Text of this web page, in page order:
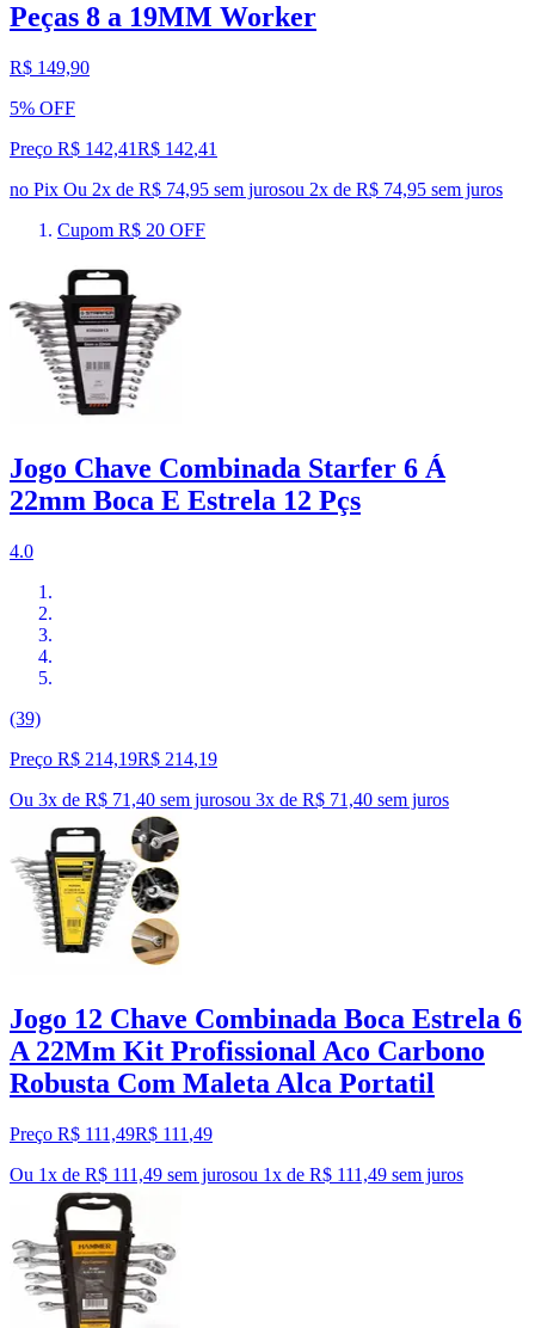
Peças 8 a 19MM Worker
R$ 149,90
5% OFF
Preço R$ 142,41R$ 142,41
no Pix Ou 2x de R$ 74,95 sem jurosou 2x de R$ 74,95 sem juros
Cupom R$ 20 OFF
Jogo Chave Combinada Starfer 6 Á
22mm Boca E Estrela 12 Pçs
4.0
(39)
Preço R$ 214,19R$ 214,19
Ou 3x de R$ 71,40 sem jurosou 3x de R$ 71,40 sem juros
Jogo 12 Chave Combinada Boca Estrela 6
A 22Mm Kit Profissional Aco Carbono
Robusta Com Maleta Alca Portatil
Preço R$ 111,49R$ 111 ,49
Ou 1x de R$ 111,49 sem jurosou 1x de R$ 111,49 sem juros